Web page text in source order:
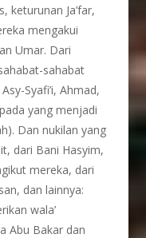
keturunan Ja’far,
mengakui
Umar. Dari
sahabat
Syafi’i, Ahmad,
yang menjadi
Dan nukilan yang
dari Bani Hasyim,
mereka, dari
dan lainnya:
wala’
Abu Bakar dan